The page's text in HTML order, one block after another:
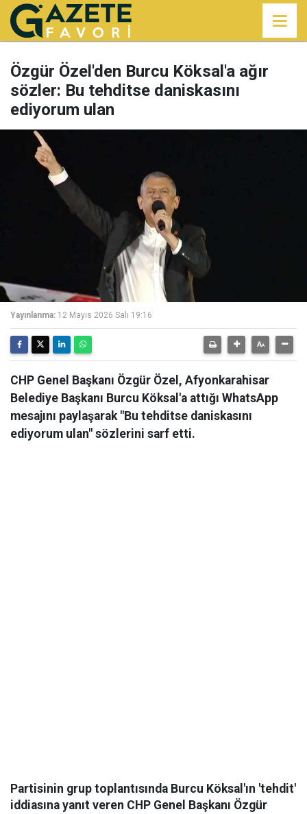
Özgür Özel'den Burcu Köksal'a ağır
sözler: Bu tehditse daniskasını
ediyorum ulan
Yayınlanma: 12 Mayıs 2026 Salı 19:16
CHP Genel Başkanı Özgür Özel, Afyonkarahisar
Belediye Başkanı Burcu Köksal'a attığı WhatsApp
mesajını paylaşarak "Bu tehditse daniskasını
ediyorum ulan" sözlerini sarf etti.
Partisinin grup toplantısında Burcu Köksal'ın 'tehdit'
iddiasına yanıt veren CHP Genel Başkanı Özgür